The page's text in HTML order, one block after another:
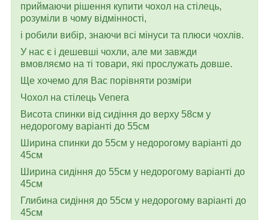
приймаючи рішення купити чохол на стілець,
розуміли в чому відмінності,
і робили вибір, знаючи всі мінуси та плюси чохлів.
У нас є і дешевші чохли, але ми завжди
вмовляємо на ті товари, які прослужать довше.
Ще хочемо для Вас порівняти розміри
Чохол на стілець Venera
Висота спинки від сидіння до верху 58см у
недорогому варіанті до 55см
Ширина спинки до 55см у недорогому варіанті до
45см
Ширина сидіння до 55см у недорогому варіанті до
45см
Глибина сидіння до 55см у недорогому варіанті до
45см